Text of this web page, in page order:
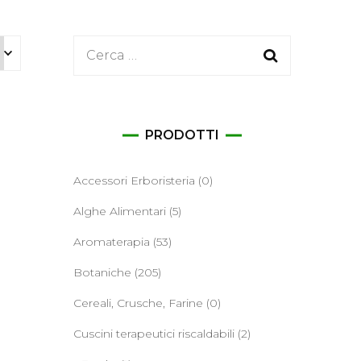
Ricerca
PRODOTTI
Accessori Erboristeria (0)
Alghe Alimentari (5)
Aromaterapia (53)
Botaniche (205)
Cereali, Crusche, Farine (0)
Cuscini terapeutici riscaldabili (2)